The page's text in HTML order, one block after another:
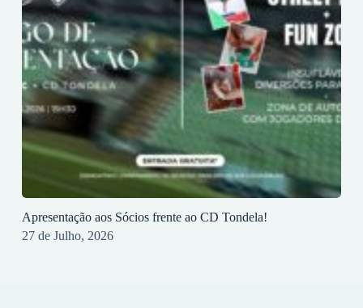
Apresentação aos Sócios frente ao CD Tondela!
27 de Julho, 2026